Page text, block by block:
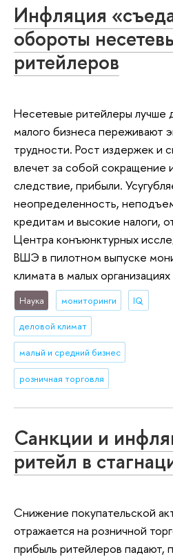
Инфляция
обороты
ритейлеров
Несетевые ритейлеры лучше
малого бизнеса переживают
трудности. Рост издержек и
влечет за собой сокращение
следствие, прибыли.
неопределенность,
кредитам и высокие налоги,
Центра конъюнктурных
ВШЭ в пилотном выпуске
климата в малых
Наука мониторинги IQ
деловой климат
малый и средний бизнес
розничная торговля
Санкции и
ритейл в
Снижение покупательской
отражается на розничной
прибыль ритейлеров падают,